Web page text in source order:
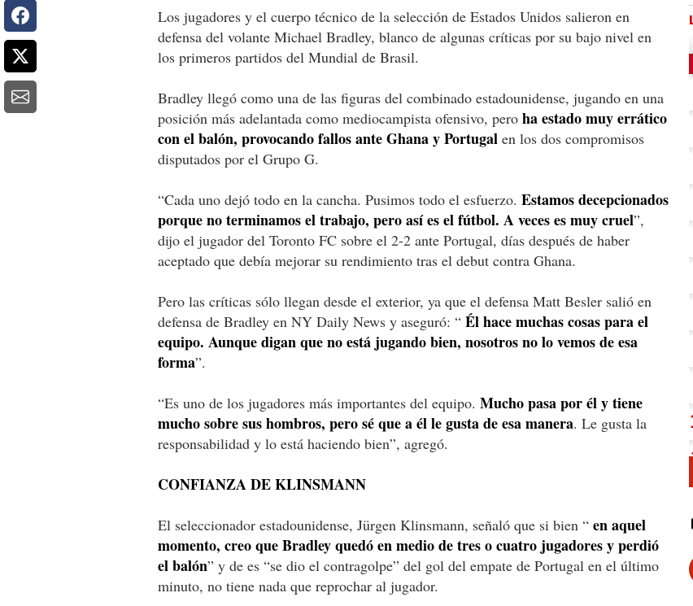
Los jugadores y el cuerpo técnico de la selección de Estados Unidos salieron en
defensa del volante Michael Bradley, blanco de algunas críticas por su bajo nivel en
los primeros partidos del Mundial de Brasil.
Bradley llegó como una de las figuras del combinado estadounidense, jugando en una
posición más adelantada como mediocampista ofensivo, pero ha estado muy errático
con el balón, provocando fallos ante Ghana y Portugal en los dos compromisos
disputados por el Grupo G.
“Cada uno dejó todo en la cancha. Pusimos todo el esfuerzo. Estamos decepcionados
porque no terminamos el trabajo, pero así es el fútbol. A veces es muy cruel”,
dijo el jugador del Toronto FC sobre el 2-2 ante Portugal, días después de haber
aceptado que debía mejorar su rendimiento tras el debut contra Ghana.
Pero las críticas sólo llegan desde el exterior, ya que el defensa Matt Besler salió en
defensa de Bradley en NY Daily News y aseguró: “ Él hace muchas cosas para el
equipo. Aunque digan que no está jugando bien, nosotros no lo vemos de esa
forma”.
“Es uno de los jugadores más importantes del equipo. Mucho pasa por él y tiene
mucho sobre sus hombros, pero sé que a él le gusta de esa manera. Le gusta la
responsabilidad y lo está haciendo bien”, agregó.
CONFIANZA DE KLINSMANN
El seleccionador estadounidense, Jürgen Klinsmann, señaló que si bien “ en aquel
momento, creo que Bradley quedó en medio de tres o cuatro jugadores y perdió
el balón” y de es “se dio el contragolpe” del gol del empate de Portugal en el último
minuto, no tiene nada que reprochar al jugador.